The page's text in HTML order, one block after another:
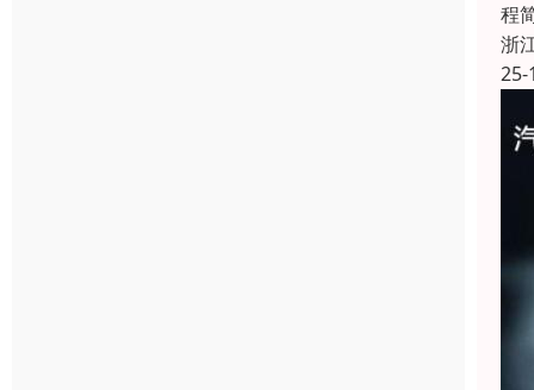
程
浙
25-